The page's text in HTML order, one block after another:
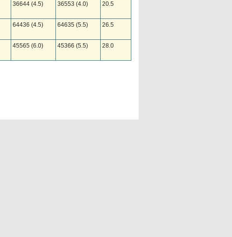
36644 (4.5) 36553 (4.0) 20.5
64436 (4.5) 64635 (5.5) 26.5
45565 (6.0) 45366 (5.5) 28.0